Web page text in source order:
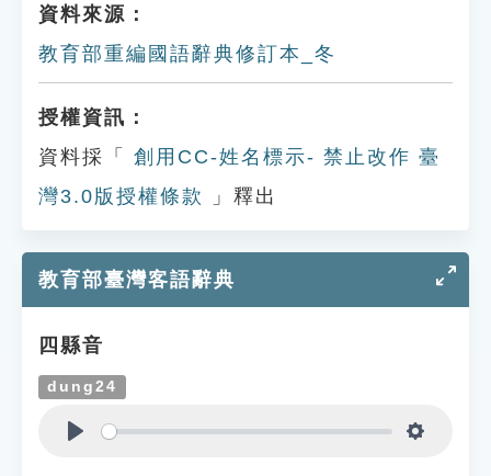
資料來源：
教育部重編國語辭典修訂本_冬
授權資訊：
資料採「
創用CC-姓名標示- 禁止改作 臺
灣3.0版授權條款
」釋出
教育部臺灣客語辭典
四縣音
dung24